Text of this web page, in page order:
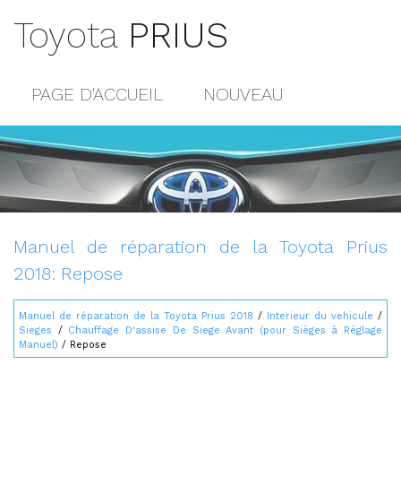
Toyota PRIUS
PAGE D'ACCUEIL NOUVEAU
POPULAIRE
CONTACTS
Manuel de réparation de la Toyota Prius
2018: Repose
Manuel de réparation de la Toyota Prius 2018 / Interieur du vehicule /
Sieges / Chauffage D'assise De Siege Avant (pour Sièges à Réglage
Manuel) / Repose